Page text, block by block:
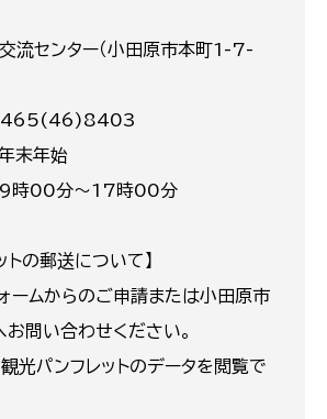
流センター（小田原市本町1-7-
末年始
時00分〜17時00分
トの郵送について】
ームからのご申請または小田原市
問い合わせください。
光パンフレットのデータを閲覧で